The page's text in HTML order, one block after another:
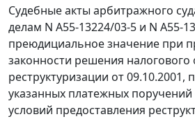
Судебные акты арбитражного
делам N А55-13224/03-5 и N А55-
преюдициальное значение при
законности решения налогового
реструктуризации от 09.10.2001,
указанных платежных
условий предоставления